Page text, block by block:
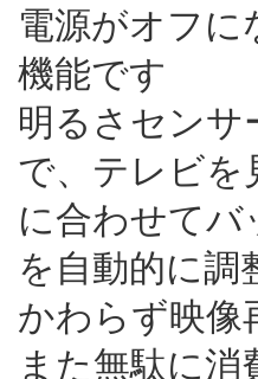
電源がオフに
機能です
明るさセンサ
で、テレビを
に合わせて
を自動的に調
かわらず映像
また無駄に